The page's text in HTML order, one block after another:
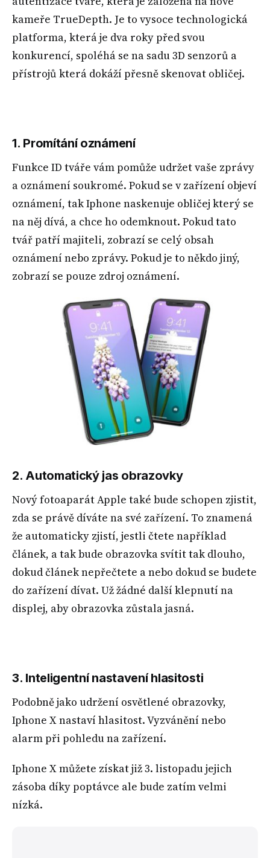
kameře TrueDepth. Je to vysoce technologická
platforma, která je dva roky před svou
konkurencí, spoléhá se na sadu 3D senzorů a
přístrojů která dokáží přesně skenovat obličej.
1. Promítání oznámení
Funkce ID tváře vám pomůže udržet vaše zprávy
a oznámení soukromé. Pokud se v zařízení objeví
oznámení, tak Iphone naskenuje obličej který se
na něj dívá, a chce ho odemknout. Pokud tato
tvář patří majiteli, zobrazí se celý obsah
oznámení nebo zprávy. Pokud je to někdo jiný,
zobrazí se pouze zdroj oznámení.
2. Automatický jas obrazovky
Nový fotoaparát Apple také bude schopen zjistit,
zda se právě díváte na své zařízení. To znamená
že automaticky zjistí, jestli čtete například
článek, a tak bude obrazovka svítit tak dlouho,
dokud článek nepřečtete a nebo dokud se budete
do zařízení dívat. Už žádné další klepnutí na
displej, aby obrazovka zůstala jasná.
3. Inteligentní nastavení hlasitosti
Podobně jako udržení osvětlené obrazovky,
Iphone X nastaví hlasitost. Vyzvánění nebo
alarm při pohledu na zařízení.
Iphone X můžete získat již 3. listopadu jejich
zásoba díky poptávce ale bude zatím velmi
nízká.